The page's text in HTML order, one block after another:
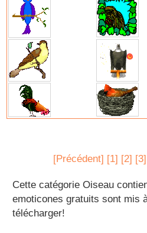
[Précédent] [1] [2] [3]
Cette catégorie Oiseau
emoticones gratuits sont mis
télécharger!